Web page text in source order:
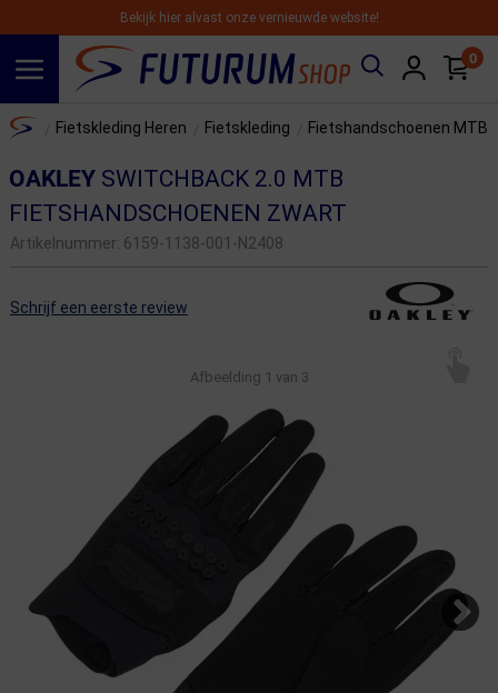
Bekijk hier alvast onze vernieuwde website!
0
Home Fietskleding Heren Fietskleding Fietshandschoenen MTB
OAKLEYSWITCHBACK 2.0 MTB
FIETSHANDSCHOENEN ZWART
Artikelnummer: 6159-1138-001-N2408
Schrijf een eerste review
Afbeelding 1 van 3